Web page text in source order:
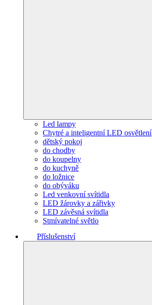
Led lampy
Chytré a inteligentní LED osvětlení
dětský pokoj
do chodby
do koupelny
do kuchyně
do ložnice
do obýváku
Led venkovní svítidla
LED žárovky a zářivky
LED závěsná svítidla
Stmívatelné světlo
Příslušenství